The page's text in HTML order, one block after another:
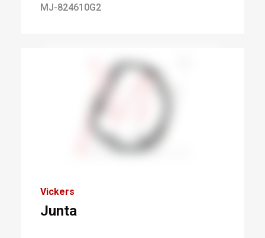
MJ-824610G2
Vickers
Junta